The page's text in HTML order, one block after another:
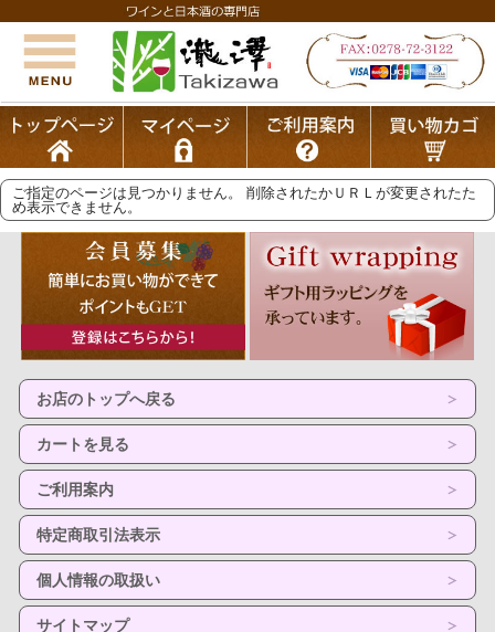
ご指定のページは見つかりません。 削除されたかＵＲＬが変更されたた
め表示できません。
お店のトップへ戻る
カートを見る
ご利用案内
特定商取引法表示
個人情報の取扱い
サイトマップ